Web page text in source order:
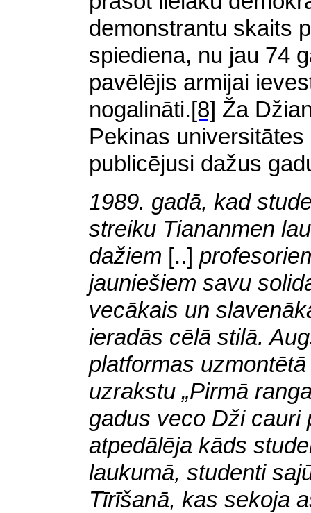
demonstrantu skaits
spiediena, nu jau 74
pavēlējis armijai
nogalināti.[8] Ža
Pekinas
publicējusi dažus
1989. gadā, kad
streiku Tiananmen
dažiem [..]
jauniešiem savu
vecākais un
ieradās cēlā stilā.
platformas
uzrakstu „Pirmā
gadus veco Dži cauri
atpedālēja kāds
laukumā, studenti
Tīrīšanā, kas sekoja